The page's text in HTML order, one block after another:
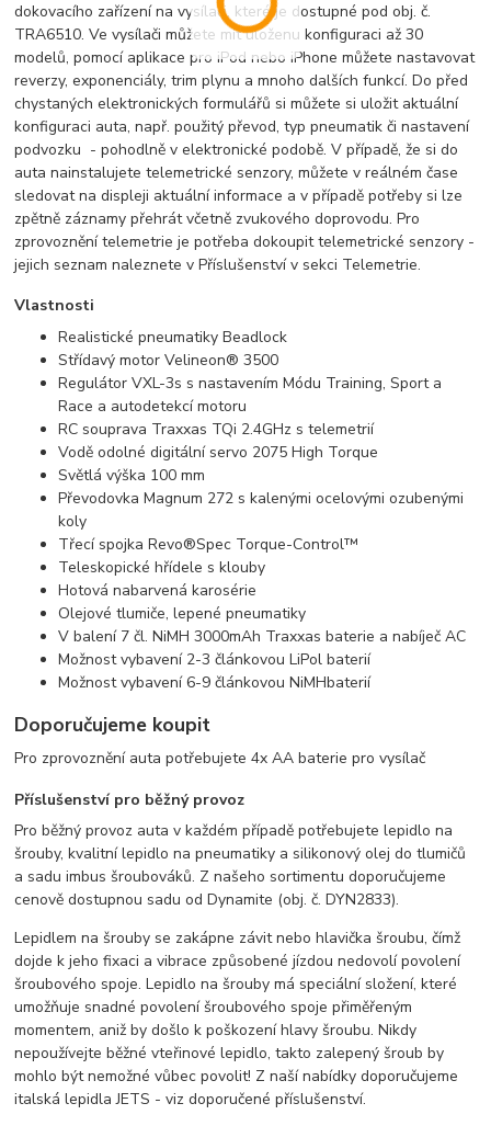
dokovacího zařízení na vysílači, které je dostupné pod obj. č.
TRA6510. Ve vysílači můžete mít uloženu konfiguraci až 30
modelů, pomocí aplikace pro iPod nebo iPhone můžete nastavovat
reverzy, exponenciály, trim plynu a mnoho dalších funkcí. Do před
chystaných elektronických formulářů si můžete si uložit aktuální
konfiguraci auta, např. použitý převod, typ pneumatik či nastavení
podvozku - pohodlně v elektronické podobě. V případě, že si do
auta nainstalujete telemetrické senzory, můžete v reálném čase
sledovat na displeji aktuální informace a v případě potřeby si lze
zpětně záznamy přehrát včetně zvukového doprovodu. Pro
zprovoznění telemetrie je potřeba dokoupit telemetrické senzory -
jejich seznam naleznete v Příslušenství v sekci Telemetrie.
Vlastnosti
Realistické pneumatiky Beadlock
Střídavý motor Velineon® 3500
Regulátor VXL-3s s nastavením Módu Training, Sport a
Race a autodetekcí motoru
RC souprava Traxxas TQi 2.4GHz s telemetrií
Vodě odolné digitální servo 2075 High Torque
Světlá výška 100 mm
Převodovka Magnum 272 s kalenými ocelovými ozubenými
koly
Třecí spojka Revo®Spec Torque-Control™
Teleskopické hřídele s klouby
Hotová nabarvená karosérie
Olejové tlumiče, lepené pneumatiky
V balení 7 čl. NiMH 3000mAh Traxxas baterie a nabíječ AC
Možnost vybavení 2-3 článkovou LiPol baterií
Možnost vybavení 6-9 článkovou NiMHbaterií
Doporučujeme koupit
Pro zprovoznění auta potřebujete 4x AA baterie pro vysílač
Příslušenství pro běžný provoz
Pro běžný provoz auta v každém případě potřebujete lepidlo na
šrouby, kvalitní lepidlo na pneumatiky a silikonový olej do tlumičů
a sadu imbus šroubováků. Z našeho sortimentu doporučujeme
cenově dostupnou sadu od Dynamite (obj. č. DYN2833).
Lepidlem na šrouby se zakápne závit nebo hlavička šroubu, čímž
dojde k jeho fixaci a vibrace způsobené jízdou nedovolí povolení
šroubového spoje. Lepidlo na šrouby má speciální složení, které
umožňuje snadné povolení šroubového spoje přiměřeným
momentem, aniž by došlo k poškození hlavy šroubu. Nikdy
nepoužívejte běžné vteřinové lepidlo, takto zalepený šroub by
mohlo být nemožné vůbec povolit! Z naší nabídky doporučujeme
italská lepidla JETS - viz doporučené příslušenství.